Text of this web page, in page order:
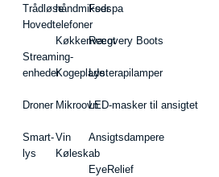
Trådløse
Hovedtelefoner
Streaming-
enheder
Droner
Smart-
lys
håndmikser
Køkkenvægt
Kogeplade
Mikroovn
Vin
Køleskab
Fodspa
Recovery Boots
Lysterapilamper
LED-masker til ansigtet
Ansigtsdampere
EyeRelief